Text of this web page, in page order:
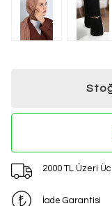
2000 TL Üzeri
İade Garantisi